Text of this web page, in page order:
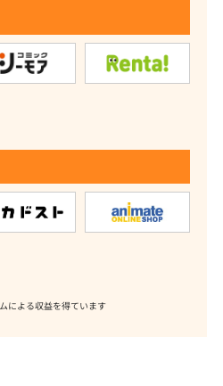
による収益を得ています